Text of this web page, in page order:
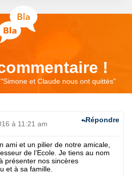
!
Simone et Claude nous ont quittés"
à 11:21 am
ami et un pilier de notre amicale,
de l’Ecole. Je tiens au nom
présenter nos sincères
et à sa famille.
Répondre